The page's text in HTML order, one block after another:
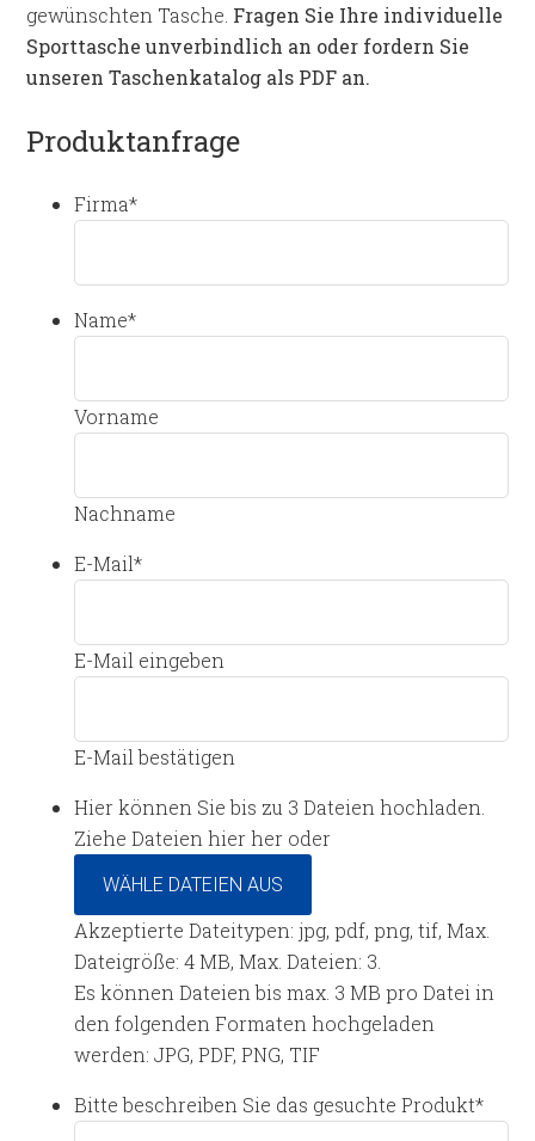
gewünschten Tasche. Fragen Sie Ihre individuelle
Sporttasche unverbindlich an oder fordern Sie
unseren Taschenkatalog als PDF an.
Produktanfrage
Firma*
Name*
Vorname
Nachname
E-Mail*
E-Mail eingeben
E-Mail bestätigen
Hier können Sie bis zu 3 Dateien hochladen.
Ziehe Dateien hier her oder
WÄHLE DATEIEN AUS
Akzeptierte Dateitypen: jpg, pdf, png, tif, Max.
Dateigröße: 4 MB, Max. Dateien: 3.
Es können Dateien bis max. 3 MB pro Datei in
den folgenden Formaten hochgeladen
werden: JPG, PDF, PNG, TIF
Bitte beschreiben Sie das gesuchte Produkt*